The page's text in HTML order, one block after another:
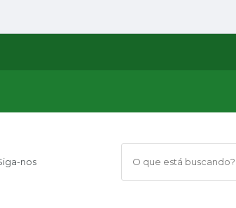
nos O que está buscando?